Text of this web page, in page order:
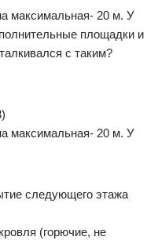
максимальная- 20 м. У
площадки и
с таким?
максимальная- 20 м. У
следующего этажа
(горючие, не